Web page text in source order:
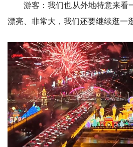
游客：我们也从外地特意来看
漂亮、非常大，我们还要继续逛一